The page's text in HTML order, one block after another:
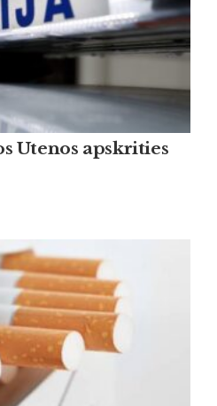
Utenos apskrities